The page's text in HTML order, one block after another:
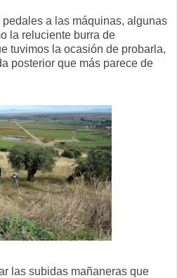
a las máquinas, algunas
la reluciente burra de
tuvimos la ocasión de probarla,
posterior que más parece de
las subidas mañaneras que